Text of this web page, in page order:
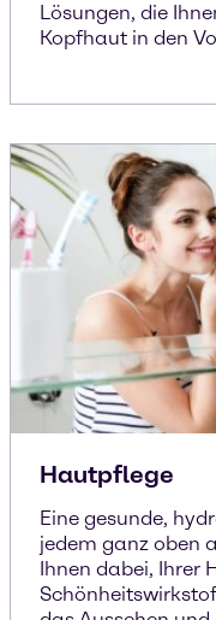
Lösungen, die
Kopfhaut in den
Hautpflege
Eine gesunde,
jedem ganz oben
Ihnen dabei, Ihrer